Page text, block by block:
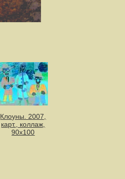
Клоуны. 2007,
карт., коллаж,
90х100